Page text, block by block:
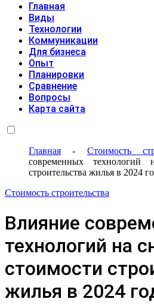
Главная
Виды
Технологии
Коммуникации
Для бизнеса
Опыт
Планировки
Сравнение
Вопросы
Карта сайта
Главная - Стоимость
современных технологий
строительства жилья в 2024
Стоимость строительства
Влияние
технологий на
стоимости
жилья в 2024